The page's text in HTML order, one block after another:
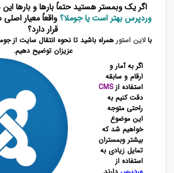
اگر یک وبمستر هستید حتماً بارها و بارها این
وردپرس بهتر است یا جوملا؟واقعاً معیار
قرار دارد؟
بالاین استور همراه باشید تا نحوه انتقال سایت از
عزیزان توضیح دهیم.
اگر به آمار و
ارقام و سابقه
استفاده ازCMS
دقت کنیم به
راحتی متوجه
این موضوع
خواهیم شد که
بیشتر وبمستران
تمایل زیادی به
استفاده از